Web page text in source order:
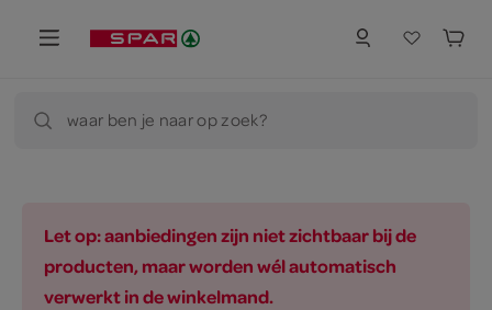
waar ben je naar op zoek?
Let op: aanbiedingen zijn niet zichtbaar bij de
producten, maar worden wél automatisch
verwerkt in de winkelmand.